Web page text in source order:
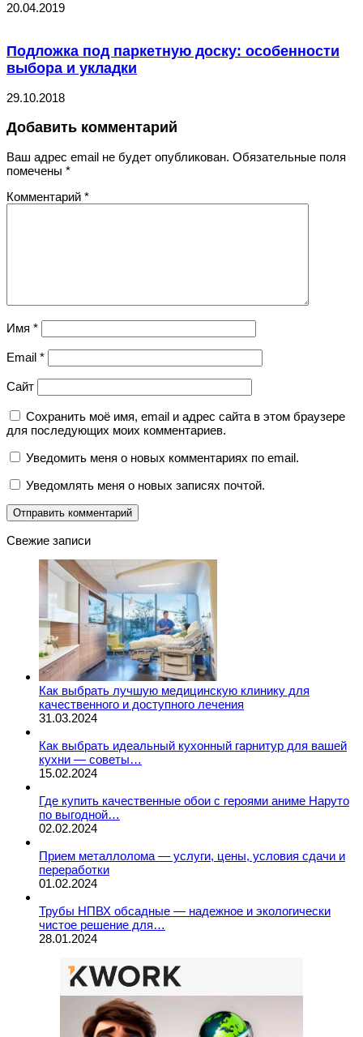
20.04.2019
Подложка под паркетную доску: особенности
выбора и укладки
29.10.2018
Добавить комментарий
Ваш адрес email не будет опубликован. Обязательные поля
помечены *
Комментарий *
Имя *
Email *
Сайт
Сохранить моё имя, email и адрес сайта в этом браузере
для последующих моих комментариев.
Уведомить меня о новых комментариях по email.
Уведомлять меня о новых записях почтой.
Свежие записи
Как выбрать лучшую медицинскую клинику для
качественного и доступного лечения
31.03.2024
Как выбрать идеальный кухонный гарнитур для вашей
кухни — советы…
15.02.2024
Где купить качественные обои с героями аниме Наруто
по выгодной…
02.02.2024
Прием металлолома — услуги, цены, условия сдачи и
переработки
01.02.2024
Трубы НПВХ обсадные — надежное и экологически
чистое решение для…
28.01.2024